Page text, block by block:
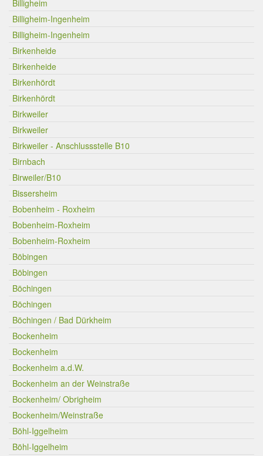
Billigheim
Billigheim-Ingenheim
Billigheim-Ingenheim
Birkenheide
Birkenheide
Birkenhördt
Birkenhördt
Birkweiler
Birkweiler
Birkweiler - Anschlussstelle B10
Birnbach
Birweiler/B10
Bissersheim
Bobenheim - Roxheim
Bobenheim-Roxheim
Bobenheim-Roxheim
Böbingen
Böbingen
Böchingen
Böchingen
Böchingen / Bad Dürkheim
Bockenheim
Bockenheim
Bockenheim a.d.W.
Bockenheim an der Weinstraße
Bockenheim/ Obrigheim
Bockenheim/Weinstraße
Böhl-Iggelheim
Böhl-Iggelheim